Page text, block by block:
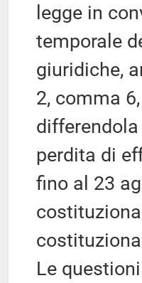
legge in
temporale
giuridiche,
2, comma
perdita di
fino al 23
Le